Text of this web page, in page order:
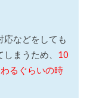
応などをしても
まうため、 10
るぐらいの時